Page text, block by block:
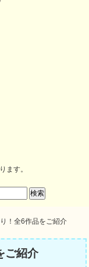
ます。
！全6作品をご紹介
ご紹介